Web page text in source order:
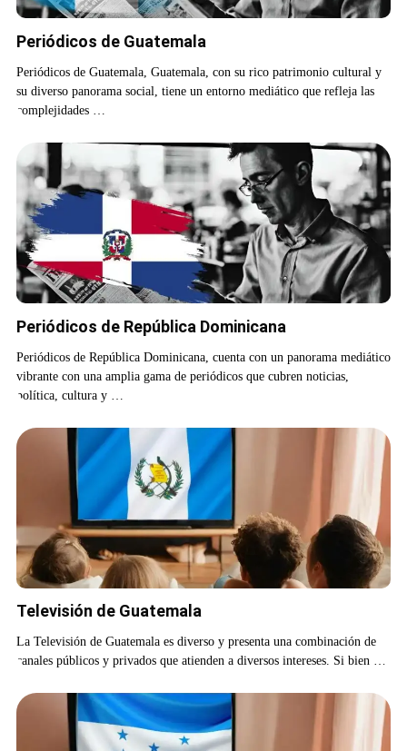
Periódicos de Guatemala
Periódicos de Guatemala, Guatemala, con su rico patrimonio cultural y
su diverso panorama social, tiene un entorno mediático que refleja las
complejidades …
Periódicos de República Dominicana
Periódicos de República Dominicana, cuenta con un panorama mediático
vibrante con una amplia gama de periódicos que cubren noticias,
política, cultura y …
Televisión de Guatemala
La Televisión de Guatemala es diverso y presenta una combinación de
canales públicos y privados que atienden a diversos intereses. Si bien …